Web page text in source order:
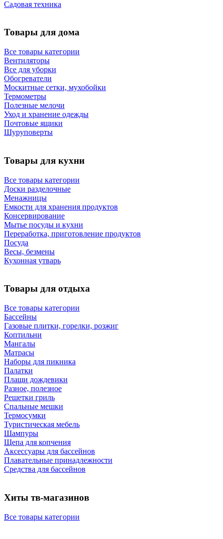
Садовая техника
Товары для дома
Все товары категории
Вентиляторы
Все для уборки
Обогреватели
Москитные сетки, мухобойки
Термометры
Полезные мелочи
Уход и хранение одежды
Почтовые ящики
Шуруповерты
Товары для кухни
Все товары категории
Доски разделочные
Менажницы
Емкости для хранения продуктов
Консервирование
Мытье посуды и кухни
Переработка, приготовление продуктов
Посуда
Весы, безмены
Кухонная утварь
Товары для отдыха
Все товары категории
Бассейны
Газовые плитки, горелки, розжиг
Коптильни
Мангалы
Матрасы
Наборы для пикника
Палатки
Плащи дождевики
Разное, полезное
Решетки гриль
Спальные мешки
Термосумки
Туристическая мебель
Шампуры
Щепа для копчения
Аксессуары для бассейнов
Плавательные принадлежности
Средства для бассейнов
Хиты тв-магазинов
Все товары категории